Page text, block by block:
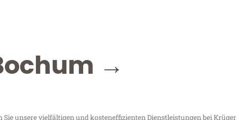
→
unsere vielfältigen und kosteneffizienten Dienstleistungen bei Krüger